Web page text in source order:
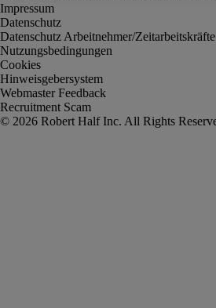
Impressum
Datenschutz
Datenschutz Arbeitnehmer/Zeitarbeitskräfte
Nutzungsbedingungen
Cookies
Hinweisgebersystem
Webmaster Feedback
Recruitment Scam